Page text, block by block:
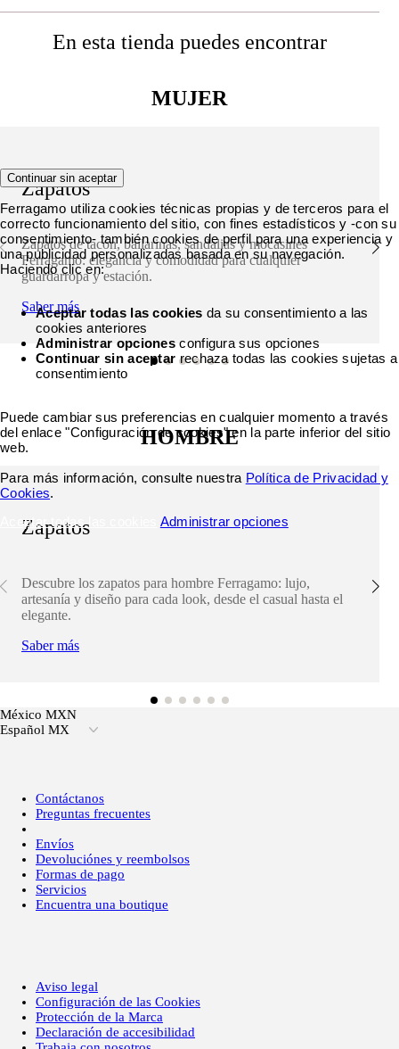
En esta tienda puedes encontrar
MUJER
Zapatos
Zapatos de tacón, bailarinas, sandalias y mocasines
Ferragamo: elegancia y comodidad para cualquier
guardarropa y estación.
Saber más
HOMBRE
Zapatos
Descubre los zapatos para hombre Ferragamo: lujo,
artesanía y diseño para cada look, desde el casual hasta el
elegante.
Saber más
México MXN
Español MX
Contáctanos
Preguntas frecuentes
Envíos
Devoluciónes y reembolsos
Formas de pago
Servicios
Encuentra una boutique
Aviso legal
Configuración de las Cookies
Protección de la Marca
Declaración de accesibilidad
Continuar sin aceptar
Ferragamo utiliza cookies técnicas propias y de terceros para el
correcto funcionamiento del sitio, con fines estadísticos y -con su
consentimiento- también cookies de perfil para una experiencia y
una publicidad personalizadas basada en su navegación.
Haciendo clic en:
Aceptar todas las cookies da su consentimiento a las
cookies anteriores
Administrar opciones configura sus opciones
Continuar sin aceptar rechaza todas las cookies sujetas a
consentimiento
Puede cambiar sus preferencias en cualquier momento a través
del enlace "Configuración de cookies" en la parte inferior del sitio
web.
Para más información, consulte nuestra Política de Privacidad y
Cookies.
Aceptar todas las cookies
Administrar opciones